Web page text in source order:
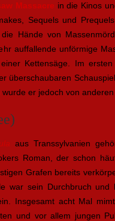
Massacre in die Kinos
Sequels und
Hände von
auffallende unförmige
Kettensäge. Im
überschaubaren
er jedoch von
aus Transsylvanien
Roman, der schon
Grafen bereits
war sein Durchbruch und
Insgesamt acht Mal
und vor allem jungen